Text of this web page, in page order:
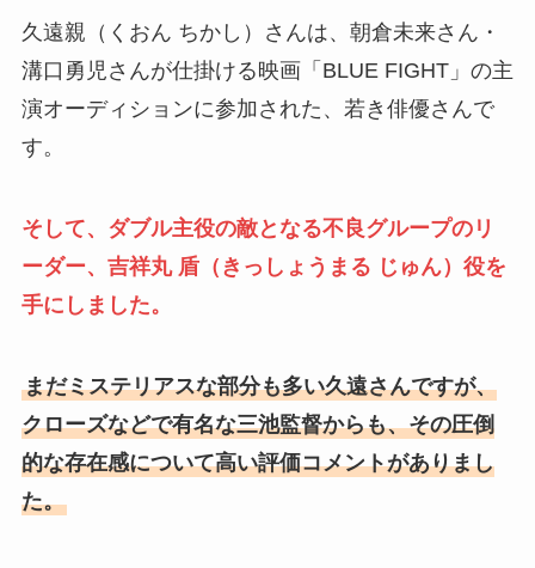
久遠親（くおん ちかし）さんは、朝倉未来さん・
溝口勇児さんが仕掛ける映画「BLUE FIGHT」の主
演オーディションに参加された、若き俳優さんで
す。
そして、ダブル主役の敵となる不良グループのリ
ーダー、吉祥丸 盾（きっしょうまる じゅん）役を
手にしました。
まだミステリアスな部分も多い久遠さんですが、
クローズなどで有名な三池監督からも、その圧倒
的な存在感について高い評価コメントがありまし
た。